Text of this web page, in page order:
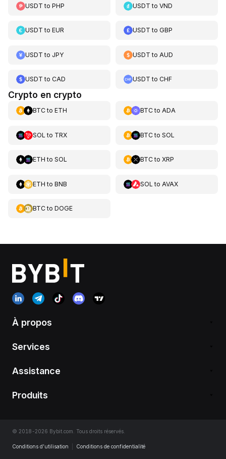
USDT to PHP USDT toVND
USDT to EUR USDT toGBP
USDT to JPY USDT to AUD
USDT to CAD USDT toCHF
Crypto en crypto
BTCto ETH BTCto ADA
SOL to TRX BTCto SOL
ETH to SOL BTCto XRP
ETH to BNB SOL to AVAX
BTCto DOGE
À propos
Services
Assistance
Produits
© 2018-2026 Bybit.com. Tous droits réservés.
Conditions d’utilisation Conditions de confidentialité